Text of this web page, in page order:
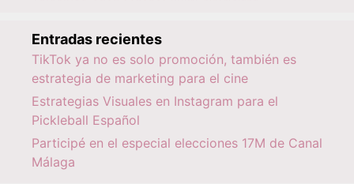
Entradas recientes
TikTok ya no es solo promoción, también es
estrategia de marketing para el cine
Estrategias Visuales en Instagram para el
Pickleball Español
Participé en el especial elecciones 17M de Canal
Málaga